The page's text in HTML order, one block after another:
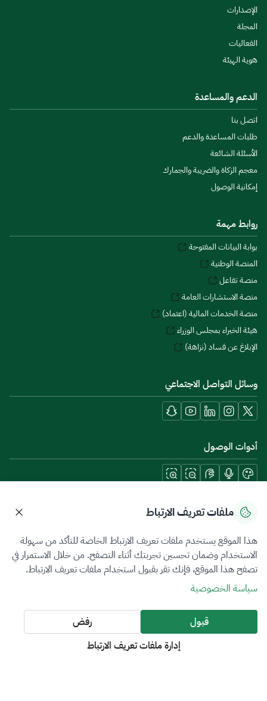
الإصدارات
المجلة
الفعاليات
هوية الهيئة
الدعم والمساعدة
اتصل بنا
طلبات المساعدة والدعم
الأسئلة الشائعة
معجم الزكاة والضريبة والجمارك
إمكانية الوصول
روابط مهمة
بوابة البيانات المفتوحة
المنصة الوطنية
منصة تفاعل
منصة الاستشارات العامة
منصة الخدمات المالية (اعتماد)
هيئة الخبراء بمجلس الوزراء
الإبلاغ عن فساد (نزاهة)
وسائل التواصل الاجتماعي
أدوات الوصول
حمل تطبيقات الجوال
سياسة الخصوصية شروط الاستخدام خريطة الموقع
جميع الحقوق محفوظة 2026 © ZATCA.GOV.SA
تم تطويره وصيانته بواسطة هيئة الزكاة والضريبة والجمارك
ملفات تعريف الارتباط
هذا الموقع يستخدم ملفات تعريف الارتباط الخاصة للتأكد من سهولة
الاستخدام وضمان تحسين تجربتك أثناء التصفح. من خلال الاستمرار في
تصفح هذا الموقع، فإنك تقر بقبول استخدام ملفات تعريف الارتباط.
سياسة الخصوصية
قبول
رفض
إدارة ملفات تعريف الارتباط